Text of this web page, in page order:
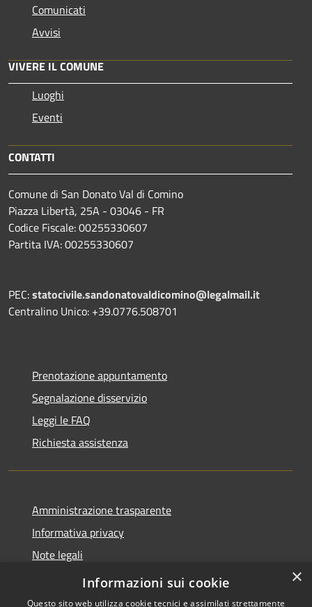
Comunicati
Avvisi
VIVERE IL COMUNE
Luoghi
Eventi
CONTATTI
Comune di San Donato Val di Comino
Piazza Libertà, 25A - 03046 - FR
Codice Fiscale: 00255330607
Partita IVA: 00255330607
PEC:statocivile.sandonatovaldicomino@legalmail.it
Centralino Unico: +39.0776.508701
Prenotazione appuntamento
Segnalazione disservizio
Leggi le FAQ
Richiesta assistenza
Amministrazione trasparente
Informativa privacy
Note legali
Dichiarazione di accessibilità
×
Informazioni sui cookie
Questo sito web utilizza cookie tecnici e assimilati strettamente